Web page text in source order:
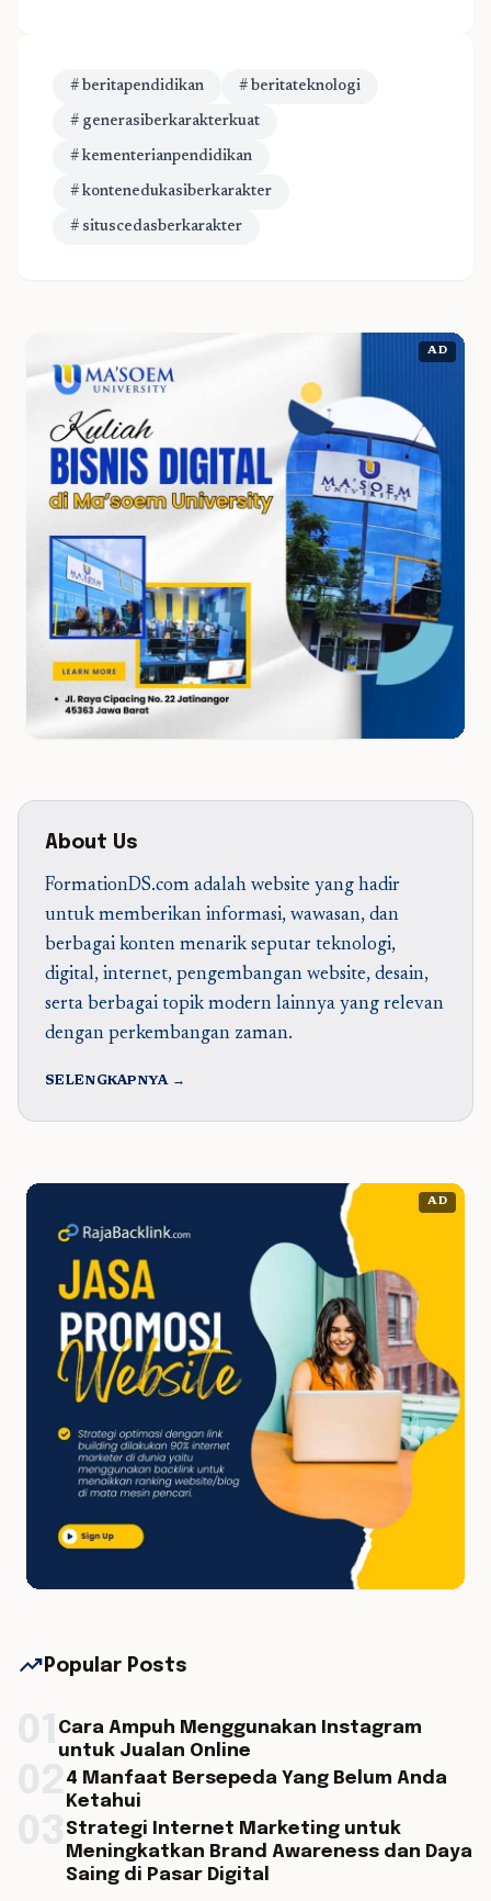
# beritapendidikan # beritateknologi
# generasiberkarakterkuat
# kementerianpendidikan
# kontenedukasiberkarakter
# situscedasberkarakter
AD
About Us
FormationDS.com adalah website yang hadir
untuk memberikan informasi, wawasan, dan
berbagai konten menarik seputar teknologi,
digital, internet, pengembangan website, desain,
serta berbagai topik modern lainnya yang relevan
dengan perkembangan zaman.
SELENGKAPNYA →
AD
trending_up Popular Posts
Cara Ampuh Menggunakan Instagram
untuk Jualan Online
4 Manfaat Bersepeda Yang Belum Anda
Ketahui
Strategi Internet Marketing untuk
Meningkatkan Brand Awareness dan Daya
Saing di Pasar Digital